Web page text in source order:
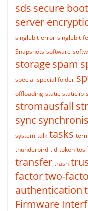
sds secure boot
server
singlebit-error singlebit-
Snapshots software
storagespam
special special folder
offloading static static ip
stromausfall
sync
system talk tasks
thunderbird tld token tos
transfer trash
factortwo-
authentication
Firmware